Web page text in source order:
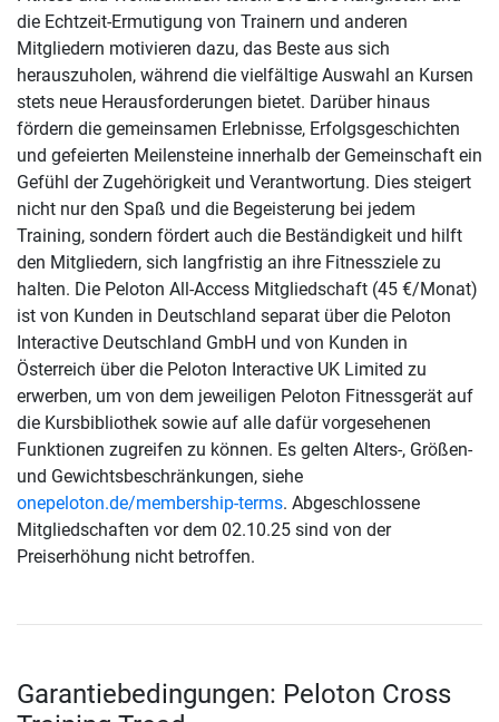
die Echtzeit-Ermutigung von Trainern und anderen
Mitgliedern motivieren dazu, das Beste aus sich
herauszuholen, während die vielfältige Auswahl an Kursen
stets neue Herausforderungen bietet. Darüber hinaus
fördern die gemeinsamen Erlebnisse, Erfolgsgeschichten
und gefeierten Meilensteine innerhalb der Gemeinschaft ein
Gefühl der Zugehörigkeit und Verantwortung. Dies steigert
nicht nur den Spaß und die Begeisterung bei jedem
Training, sondern fördert auch die Beständigkeit und hilft
den Mitgliedern, sich langfristig an ihre Fitnessziele zu
halten. Die Peloton All-Access Mitgliedschaft (45 €/Monat)
ist von Kunden in Deutschland separat über die Peloton
Interactive Deutschland GmbH und von Kunden in
Österreich über die Peloton Interactive UK Limited zu
erwerben, um von dem jeweiligen Peloton Fitnessgerät auf
die Kursbibliothek sowie auf alle dafür vorgesehenen
Funktionen zugreifen zu können. Es gelten Alters-, Größen-
und Gewichtsbeschränkungen, siehe
onepeloton.de/membership-terms. Abgeschlossene
Mitgliedschaften vor dem 02.10.25 sind von der
Preiserhöhung nicht betroffen.
Garantiebedingungen: Peloton Cross